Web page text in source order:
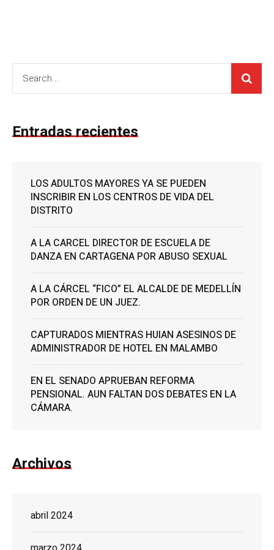
Entradas recientes
LOS ADULTOS MAYORES YA SE PUEDEN
INSCRIBIR EN LOS CENTROS DE VIDA DEL
DISTRITO
A LA CARCEL DIRECTOR DE ESCUELA DE
DANZA EN CARTAGENA POR ABUSO SEXUAL
A LA CÁRCEL “FICO” EL ALCALDE DE MEDELLÍN
POR ORDEN DE UN JUEZ.
CAPTURADOS MIENTRAS HUIAN ASESINOS DE
ADMINISTRADOR DE HOTEL EN MALAMBO
EN EL SENADO APRUEBAN REFORMA
PENSIONAL. AUN FALTAN DOS DEBATES EN LA
CÁMARA.
Archivos
abril 2024